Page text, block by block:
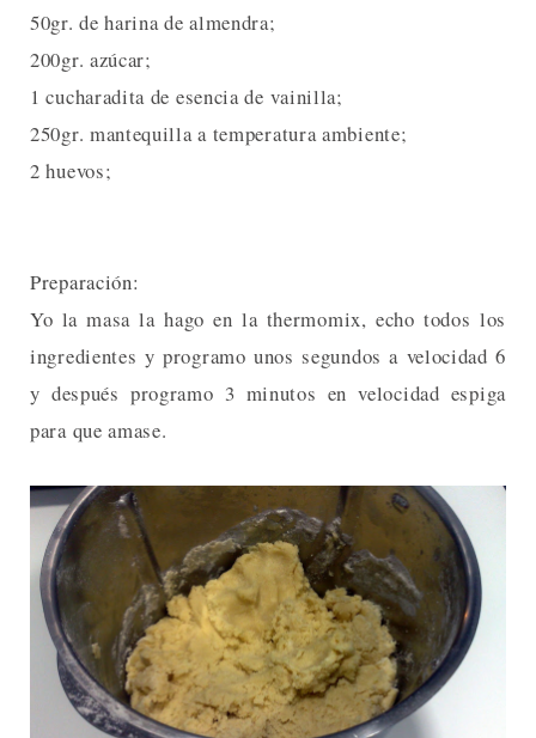
50gr. de harina de almendra;
200gr. azúcar;
1 cucharadita de esencia de vainilla;
250gr. mantequilla a temperatura ambiente;
2 huevos;
Preparación:
Yo la masa la hago en la thermomix, echo todos los
ingredientes y programo unos segundos a velocidad 6
y después programo 3 minutos en velocidad espiga
para que amase.